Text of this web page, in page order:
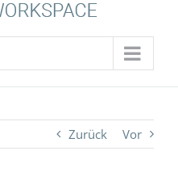
Zurück Vor